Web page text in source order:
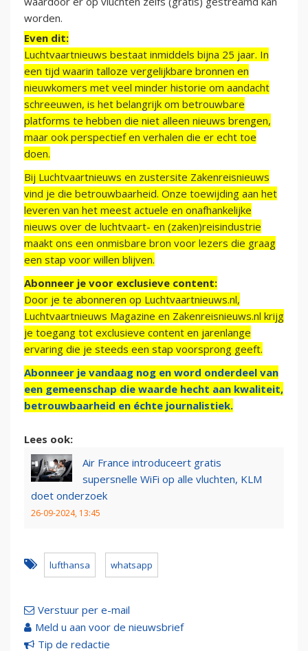
worden.
Even dit:
Luchtvaartnieuws bestaat inmiddels bijna 25 jaar. In
een tijd waarin talloze vergelijkbare bronnen en
nieuwkomers met veel minder historie om aandacht
schreeuwen, is het belangrijk om betrouwbare
platforms te hebben die niet alleen nieuws brengen,
maar ook perspectief en verhalen die er echt toe
doen.
Bij Luchtvaartnieuws en zustersite Zakenreisnieuws
vind je die betrouwbaarheid. Onze toewijding aan het
leveren van het meest actuele en onafhankelijke
nieuws over de luchtvaart- en (zaken)reisindustrie
maakt ons een onmisbare bron voor lezers die graag
een stap voor willen blijven.
Abonneer je voor exclusieve content:
Door je te abonneren op Luchtvaartnieuws.nl,
Luchtvaartnieuws Magazine en Zakenreisnieuws.nl krijg
je toegang tot exclusieve content en jarenlange
ervaring die je steeds een stap voorsprong geeft.
Abonneer je vandaag nog en word onderdeel van
een gemeenschap die waarde hecht aan kwaliteit,
betrouwbaarheid en échte journalistiek.
Lees ook:
Air France introduceert gratis
supersnelle WiFi op alle vluchten, KLM
doet onderzoek
26-09-2024, 13:45
lufthansa whatsapp
Verstuur per e-mail
Meld u aan voor de nieuwsbrief
Tip de redactie